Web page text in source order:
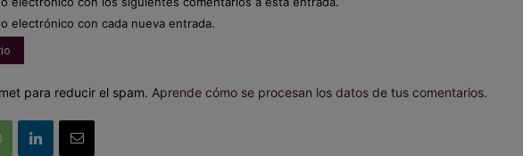
electrónico con cada nueva entrada.
para reducir el spam. Aprende cómo se procesan los datos de tus comentarios.